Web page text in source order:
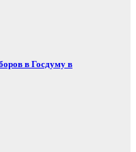
в Госдуму в